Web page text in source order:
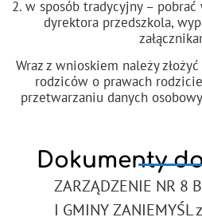
2. w sposób tradycyjny –
dyrektora przedszkola,
Wraz z wnioskiem należy
rodziców o prawach
przetwarzaniu danych
Dokumenty
ZARZĄDZENIE NR 8
I GMINY